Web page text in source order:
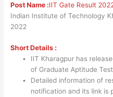
Post Name :IIT Gate Result
Indian Institute of Technology
2022
Short Details :
IIT Kharagpur has
of Graduate Aptitude
Detailed information of
notification and its link is